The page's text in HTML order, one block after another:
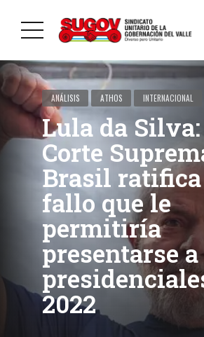
ANÁLISIS ATHOS INTERNACIONAL
Lula da
Corte
Brasil
fallo que le
permitiría
presentarse
2022